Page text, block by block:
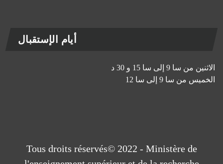
أيام الإستقبال
الاثنين من سا 9 إلى سا 15 و 30 د
الخميس من سا 9 إلى سا 12
Tous droits réservés© 2022 - Ministère de